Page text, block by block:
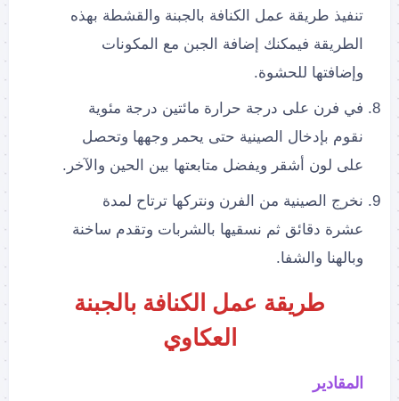
تنفيذ طريقة عمل الكنافة بالجبنة والقشطة بهذه
الطريقة فيمكنك إضافة الجبن مع المكونات
وإضافتها للحشوة.
في فرن على درجة حرارة مائتين درجة مئوية
نقوم بإدخال الصينية حتى يحمر وجهها وتحصل
على لون أشقر ويفضل متابعتها بين الحين والآخر.
نخرج الصينية من الفرن ونتركها ترتاح لمدة
عشرة دقائق ثم نسقيها بالشربات وتقدم ساخنة
وبالهنا والشفا.
طريقة عمل الكنافة بالجبنة
العكاوي
المقادير